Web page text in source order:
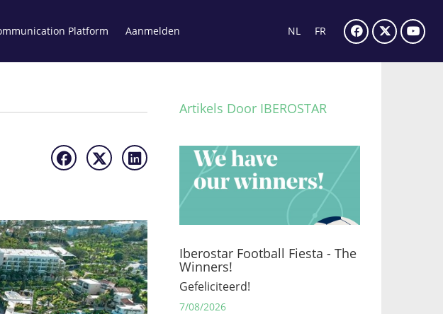
Platform Aanmelden NL FR
Artikels Door IBEROSTAR
Iberostar Football Fiesta - The
Winners!
Gefeliciteerd!
7/08/2026